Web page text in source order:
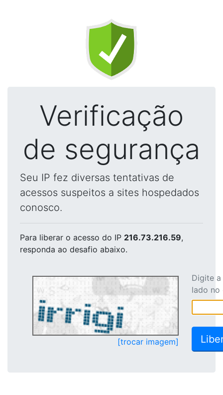
Verificação
de segurança
Seu IP fez diversas tentativas de
acessos suspeitos a sites hospedados
conosco.
Para liberar o acesso do IP 216.73.216.59,
responda ao desafio abaixo.
[trocar imagem]
Digite
lado no